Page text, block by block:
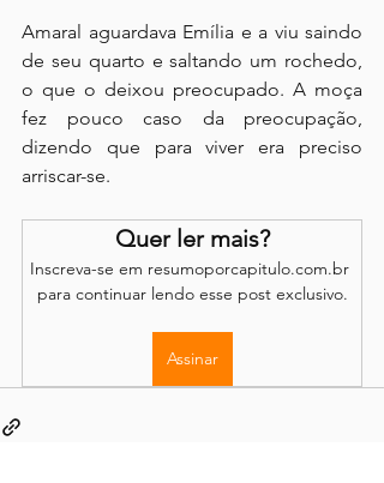
Amaral aguardava Emília e a viu saindo
de seu quarto e saltando um rochedo,
o que o deixou preocupado. A moça
fez pouco caso da preocupação,
dizendo que para viver era preciso
arriscar-se.
Quer ler mais?
Inscreva-se em resumoporcapitulo.com.br
para continuar lendo esse post exclusivo.
Assinar